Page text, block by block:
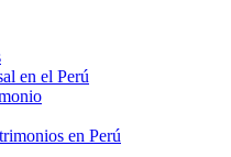
en el Perú
en Perú